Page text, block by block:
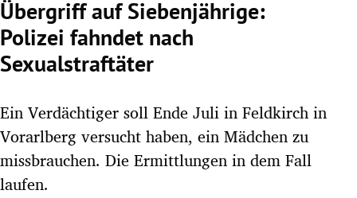
Untermenü
Übergriff auf Siebenjährige:
Polizei fahndet nach
Sexualstraftäter
Ein Verdächtiger soll Ende Juli in Feldkirch in
Vorarlberg versucht haben, ein Mädchen zu
missbrauchen. Die Ermittlungen in dem Fall
laufen.